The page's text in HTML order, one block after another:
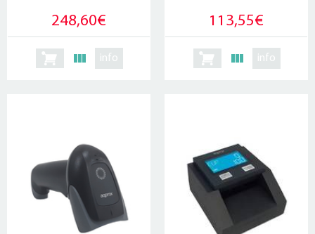
248,60€
info
113,55€
info